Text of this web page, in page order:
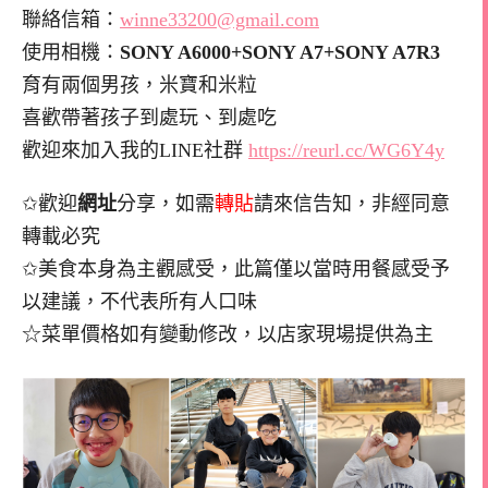
聯絡信箱： winne33200@gmail.com
使用相機： SONY A6000+SONY A7+SONY A7R3
育有兩個男孩，米寶和米粒
喜歡帶著孩子到處玩、到處吃
歡迎來加入我的LINE社群 https://reurl.cc/WG6Y4y
✩歡迎網址分享，如需轉貼請來信告知，非經同意
轉載必究
✩美食本身為主觀感受，此篇僅以當時用餐感受予
以建議，不代表所有人口味
☆菜單價格如有變動修改，以店家現場提供為主